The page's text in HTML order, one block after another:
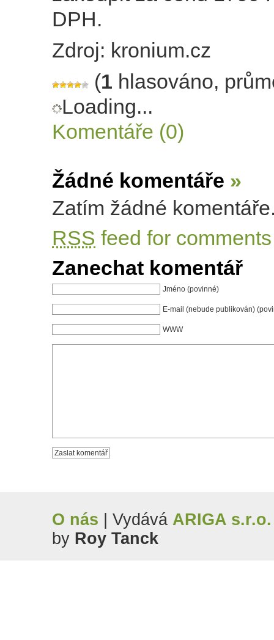
DPH.
Zdroj: kronium.cz
(1 hlasováno,
Loading...
Komentáře (0)
Žádné komentáře »
Zatím žádné
RSS feed for
Zanechat komentář
Jméno (povinné)
E-mail (nebude publikován)
WWW
O nás | Vydává ARIGA s.r.o.
by Roy Tanck